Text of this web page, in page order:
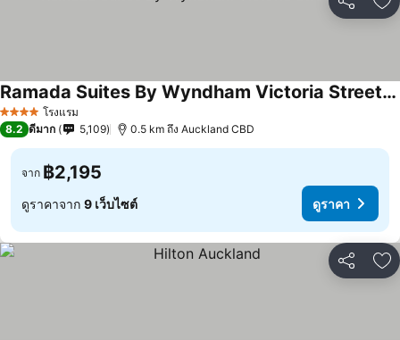
แชร์ เ
4 ดาว โรงแรม
Ramada Suites By Wyndham Victoria Street West
8.2 ดีมาก 5,109 0.5 km ถึง Auckland CBD
จาก ฿2,195
ดูราคาจาก 9 เว็บไซต์ ดูราคา
แชร์ เ